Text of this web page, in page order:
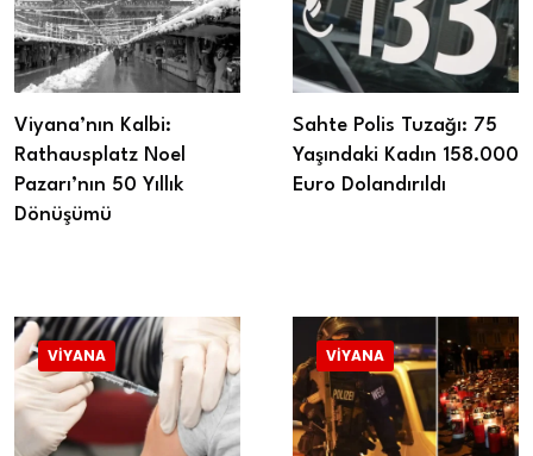
Viyana’nın Kalbi:
Rathausplatz Noel
Pazarı’nın 50 Yıllık
Dönüşümü
Sahte Polis Tuzağı: 75
Yaşındaki Kadın 158.000
Euro Dolandırıldı
VIYANA VIYANA